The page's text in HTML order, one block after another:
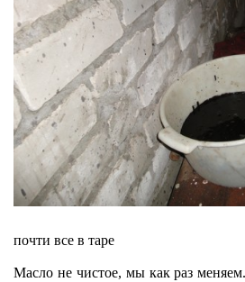
почти все в таре
Масло не чистое, мы как раз